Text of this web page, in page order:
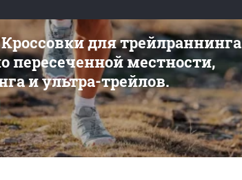
для трейлраннинга
пересеченной местности,
и ультра-трейлов.